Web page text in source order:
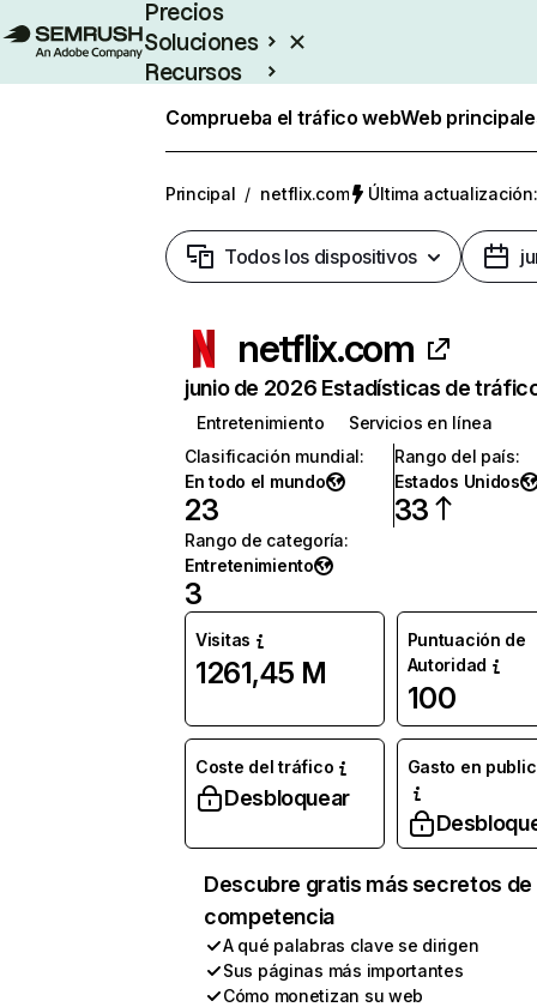
Precios
Soluciones
Recursos
Comprueba el tráfico webWeb
Principal / netflix.com Última
Todos los dispositivos
netflix.com
junio de 2026 Estadísticas de
Entretenimiento
Servicios en línea
Clasificación mundial:
En todo el mundo
23
Rango del país:
Estados Unidos
33
Rango de categoría:
Entretenimiento
3
Visitas
1261,45 M
Puntuación de
Autoridad
100
Coste del tráfico
Desbloquear
Gasto en
Descubre gratis más secretos de
competencia
A qué palabras clave se dirigen
Sus páginas más importantes
Cómo monetizan su web